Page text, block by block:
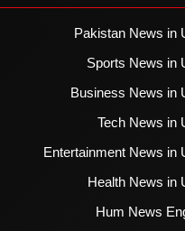
Pakistan News in
Sports News in
Business News in
Tech News in
Entertainment News in
Health News in
Hum News